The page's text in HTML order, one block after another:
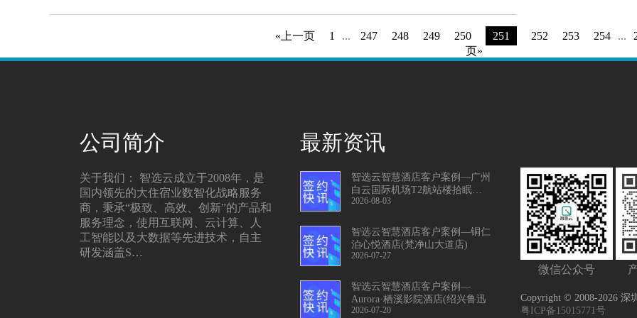
«上一页 1 ... 247 248 249 250 251 252 253 254 ...
页»
公司简介
关于我们： 智选云成立于2008年，是
国内领先的大住宿业数智化战略服务
商，秉承“极致、高效、创新”的产品和
服务理念，使用互联网、云计算、人
工智能以及大数据等先进技术，自主
研发涵盖S…
最新资讯
智选云智慧酒店客户案例—广州
白云国际机场T2航站楼拾眠休息
舱
2026-08-03
智选云智慧酒店客户案例—铜仁
泊心悦酒店(梵净山大道店)
2026-07-27
智选云智慧酒店客户案例—
Aurora·栖溪影院酒店(绍兴鲁迅
故居店)
2026-07-20
微信公众号
Copyright © 2008-2026 深
粤ICP备15015771号